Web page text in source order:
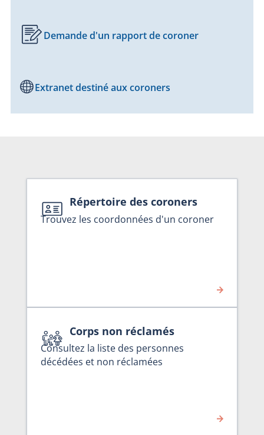
Demande d'un rapport de coroner
Extranet destiné aux coroners
Répertoire des coroners
Trouvez les coordonnées d'un coroner
Corps non réclamés
Consultez la liste des personnes
décédées et non réclamées